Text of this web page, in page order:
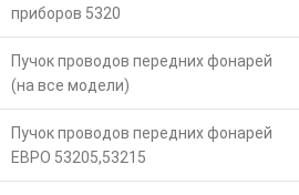
приборов 5320
Пучок проводов передних фонарей
(на все модели)
Пучок проводов передних фонарей
ЕВРО 53205,53215